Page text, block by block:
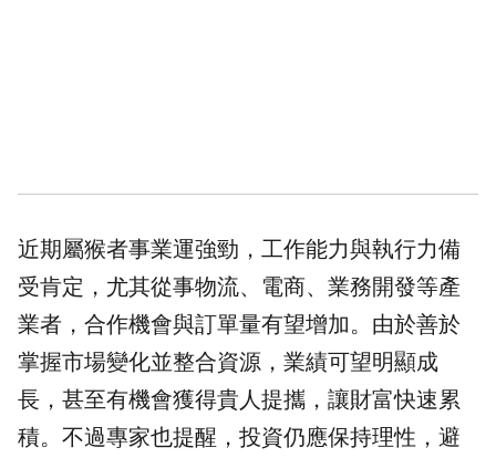
近期屬猴者事業運強勁，工作能力與執行力備
受肯定，尤其從事物流、電商、業務開發等產
業者，合作機會與訂單量有望增加。由於善於
掌握市場變化並整合資源，業績可望明顯成
長，甚至有機會獲得貴人提攜，讓財富快速累
積。不過專家也提醒，投資仍應保持理性，避